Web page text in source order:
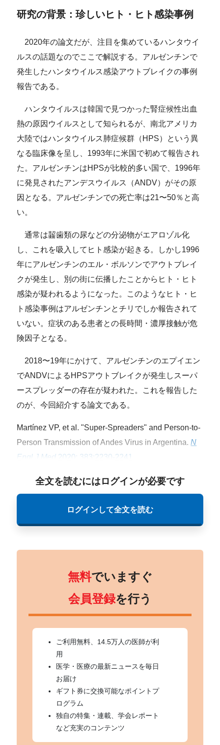
研究の背景：珍しいヒト・ヒト感染事例
2020年の論文だが、注目を集めているハンタウイ
ルスの話題なのでここで解説する。アルゼンチンで
発生したハンタウイルス感染アウトブレイクの事例
報告である。
ハンタウイルスは韓国で見つかった腎症候性出血
熱の原因ウイルスとして知られるが、南北アメリカ
大陸ではハンタウイルス肺症候群（HPS）という異
なる臨床像を呈し、1993年に米国で初めて報告され
た。アルゼンチンはHPSが比較的多い国で、1996年
に発見されたアンデスウイルス（ANDV）がその原
因となる。アルゼンチンでの死亡率は21〜50％と高
い。
通常は齧歯類の尿などの分泌物がエアロゾル化
し、これを吸入してヒト感染が起きる。しかし1996
年にアルゼンチンのエル・ボルソンでアウトブレイ
クが発生し、別の街に伝播したことからヒト・ヒト
感染が疑われるようになった。このようなヒト・ヒ
ト感染事例はアルゼンチンとチリでしか報告されて
いない。症状のある患者との長時間・濃厚接触が危
険因子となる。
2018〜19年にかけて、アルゼンチンのエプイエン
でANDVによるHPSアウトブレイクが発生しスーパ
ースプレッダーの存在が疑われた。これを報告した
のが、今回紹介する論文である。
Martínez VP, et al. "Super-Spreaders" and Person-to-
Person Transmission of Andes Virus in Argentina.N
Engl J Med 2020; 383:2230-2241.
全文を読むにはログインが必要です
ログインして全文を読む
無料でいますぐ
会員登録を行う
ご利用無料、14.5万人の医師が利
用
医学・医療の最新ニュースを毎日
お届け
ギフト券に交換可能なポイントプ
ログラム
独自の特集・連載、学会レポート
など充実のコンテンツ